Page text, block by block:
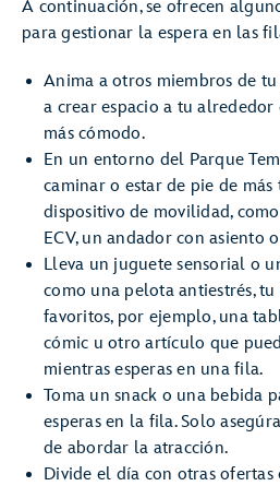
A continuación, se ofrecen
para gestionar la espera en las
Anima a otros miembros de
a crear espacio a tu
más cómodo.
En un entorno del Parque
caminar o estar de pie de más
dispositivo de movilidad,
ECV, un andador con asiento
Lleva un juguete sensorial o
como una pelota antiestrés,
favoritos, por ejemplo, una
cómic u otro artículo que
mientras esperas en una fila.
Toma un snack o una bebida
esperas en la fila. Solo
de abordar la atracción.
Divide el día con otras